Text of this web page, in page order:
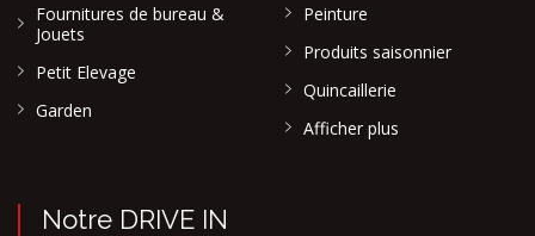
Fournitures de bureau &
Jouets
Petit Elevage
Garden
Peinture
Produits saisonnier
Quincaillerie
Afficher plus
Notre DRIVE IN